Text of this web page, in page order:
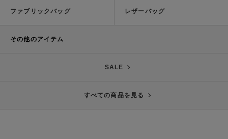
ファブリックバッグ レザーバッグ
その他のアイテム
SALE
すべての商品を見る